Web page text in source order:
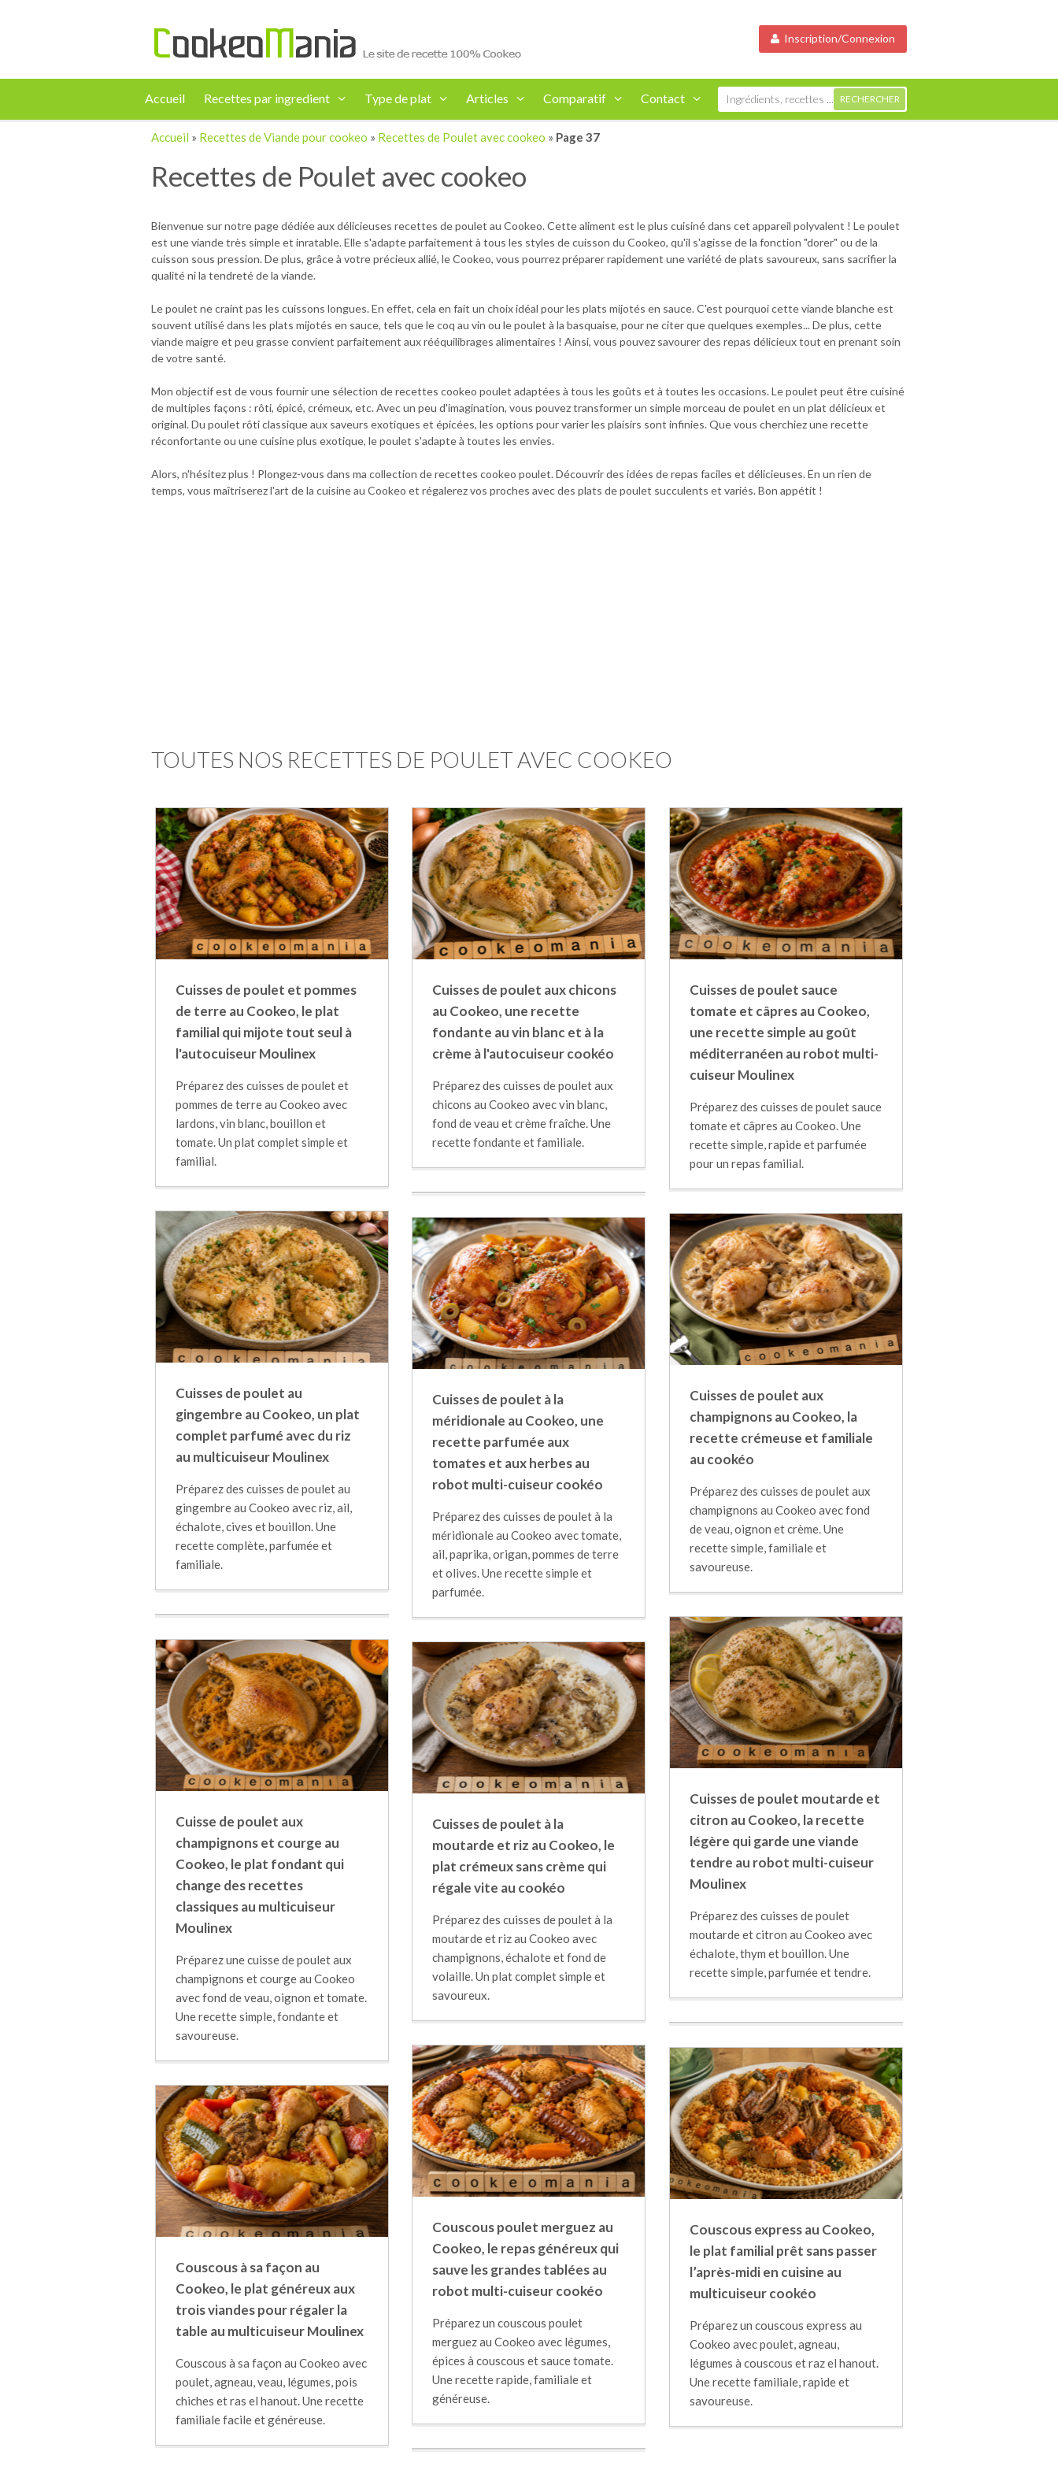
Inscription/Connexion
Accueil Recettes par ingredient Type de plat Articles Comparatif Contact
Accueil » Recettes de Viande pour cookeo » Recettes de Poulet avec cookeo » Page 37
Recettes de Poulet avec cookeo
Bienvenue sur notre page dédiée aux délicieuses recettes de poulet au Cookeo. Cette aliment est le plus cuisiné dans cet appareil polyvalent ! Le poulet
est une viande très simple et inratable. Elle s'adapte parfaitement à tous les styles de cuisson du Cookeo, qu'il s'agisse de la fonction "dorer" ou de la
cuisson sous pression. De plus, grâce à votre précieux allié, le Cookeo, vous pourrez préparer rapidement une variété de plats savoureux, sans sacrifier la
qualité ni la tendreté de la viande.
Le poulet ne craint pas les cuissons longues. En effet, cela en fait un choix idéal pour les plats mijotés en sauce. C'est pourquoi cette viande blanche est
souvent utilisé dans les plats mijotés en sauce, tels que le coq au vin ou le poulet à la basquaise, pour ne citer que quelques exemples... De plus, cette
viande maigre et peu grasse convient parfaitement aux rééquilibrages alimentaires ! Ainsi, vous pouvez savourer des repas délicieux tout en prenant soin
de votre santé.
Mon objectif est de vous fournir une sélection de recettes cookeo poulet adaptées à tous les goûts et à toutes les occasions. Le poulet peut être cuisiné
de multiples façons : rôti, épicé, crémeux, etc. Avec un peu d'imagination, vous pouvez transformer un simple morceau de poulet en un plat délicieux et
original. Du poulet rôti classique aux saveurs exotiques et épicées, les options pour varier les plaisirs sont infinies. Que vous cherchiez une recette
réconfortante ou une cuisine plus exotique, le poulet s'adapte à toutes les envies.
Alors, n'hésitez plus ! Plongez-vous dans ma collection de recettes cookeo poulet. Découvrir des idées de repas faciles et délicieuses. En un rien de
temps, vous maîtriserez l'art de la cuisine au Cookeo et régalerez vos proches avec des plats de poulet succulents et variés. Bon appétit !
TOUTES NOS RECETTES DE POULET AVEC COOKEO
Cuisses de poulet et pommes
de terre au Cookeo, le plat
familial qui mijote tout seul à
l'autocuiseur Moulinex
Préparez des cuisses de poulet et
pommes de terre au Cookeo avec
lardons, vin blanc, bouillon et
tomate. Un plat complet simple et
familial.
Cuisses de poulet aux chicons
au Cookeo, une recette
fondante au vin blanc et à la
crème à l'autocuiseur cookéo
Préparez des cuisses de poulet aux
chicons au Cookeo avec vin blanc,
fond de veau et crème fraîche. Une
recette fondante et familiale.
Cuisses de poulet sauce
tomate et câpres au Cookeo,
une recette simple au goût
méditerranéen au robot multi-
cuiseur Moulinex
Préparez des cuisses de poulet sauce
tomate et câpres au Cookeo. Une
recette simple, rapide et parfumée
pour un repas familial.
Cuisses de poulet au
gingembre au Cookeo, un plat
complet parfumé avec du riz
au multicuiseur Moulinex
Préparez des cuisses de poulet au
gingembre au Cookeo avec riz, ail,
échalote, cives et bouillon. Une
recette complète, parfumée et
familiale.
Cuisses de poulet aux
champignons au Cookeo, la
recette crémeuse et familiale
au cookéo
Préparez des cuisses de poulet aux
champignons au Cookeo avec fond
de veau, oignon et crème. Une
recette simple, familiale et
savoureuse.
Cuisses de poulet à la
méridionale au Cookeo, une
recette parfumée aux
tomates et aux herbes au
robot multi-cuiseur cookéo
Préparez des cuisses de poulet à la
méridionale au Cookeo avec tomate,
ail, paprika, origan, pommes de terre
et olives. Une recette simple et
parfumée.
Cuisses de poulet moutarde et
citron au Cookeo, la recette
légère qui garde une viande
tendre au robot multi-cuiseur
Moulinex
Préparez des cuisses de poulet
moutarde et citron au Cookeo avec
échalote, thym et bouillon. Une
recette simple, parfumée et tendre.
Cuisse de poulet aux
champignons et courge au
Cookeo, le plat fondant qui
change des recettes
classiques au multicuiseur
Moulinex
Préparez une cuisse de poulet aux
champignons et courge au Cookeo
avec fond de veau, oignon et tomate.
Une recette simple, fondante et
savoureuse.
Cuisses de poulet à la
moutarde et riz au Cookeo, le
plat crémeux sans crème qui
régale vite au cookéo
Préparez des cuisses de poulet à la
moutarde et riz au Cookeo avec
champignons, échalote et fond de
volaille. Un plat complet simple et
savoureux.
Couscous poulet merguez au
Cookeo, le repas généreux qui
sauve les grandes tablées au
robot multi-cuiseur cookéo
Préparez un couscous poulet
merguez au Cookeo avec légumes,
épices à couscous et sauce tomate.
Une recette rapide, familiale et
généreuse.
Couscous express au Cookeo,
le plat familial prêt sans passer
l’après-midi en cuisine au
multicuiseur cookéo
Préparez un couscous express au
Cookeo avec poulet, agneau,
légumes à couscous et raz el hanout.
Une recette familiale, rapide et
savoureuse.
Couscous à sa façon au
Cookeo, le plat généreux aux
trois viandes pour régaler la
table au multicuiseur Moulinex
Couscous à sa façon au Cookeo avec
poulet, agneau, veau, légumes, pois
chiches et ras el hanout. Une recette
familiale facile et généreuse.